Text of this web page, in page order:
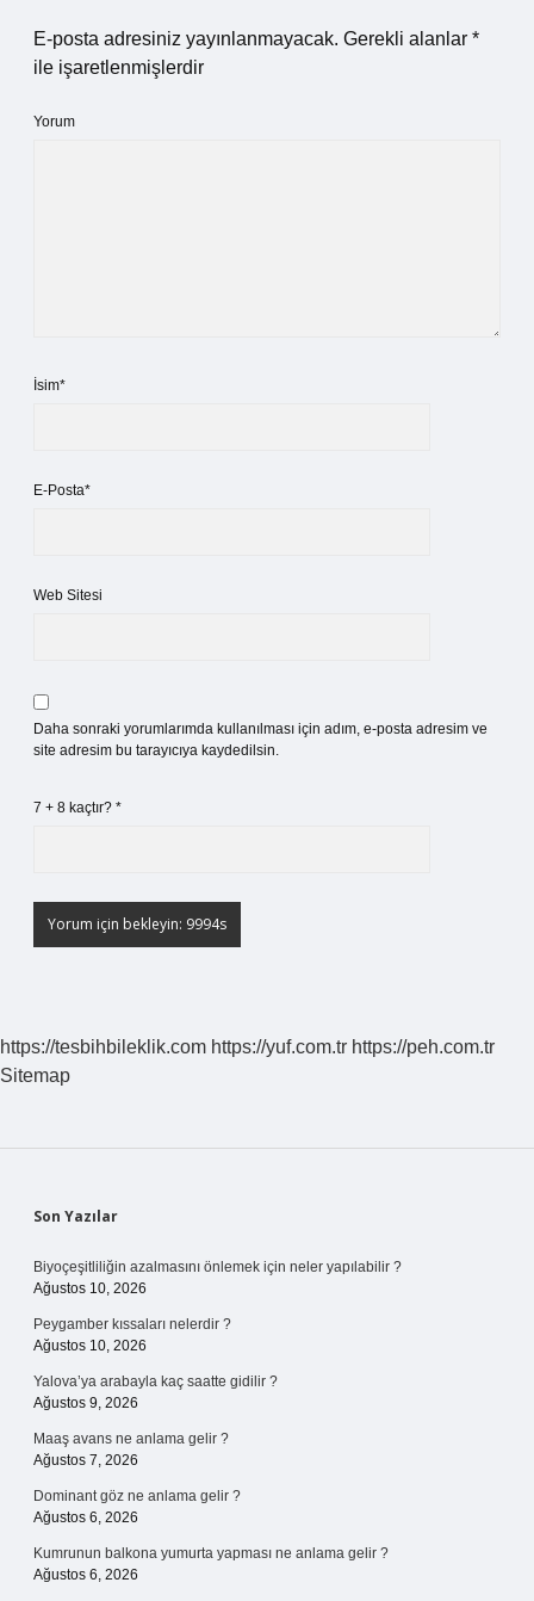
E-posta adresiniz yayınlanmayacak. Gerekli alanlar *
ile işaretlenmişlerdir
Yorum
İsim*
E-Posta*
Web Sitesi
Daha sonraki yorumlarımda kullanılması için adım, e-posta adresim ve
site adresim bu tarayıcıya kaydedilsin.
7 + 8 kaçtır? *
https://tesbihbileklik.com https://yuf.com.tr https://peh.com.tr
Sitemap
Sidebar
Son Yazılar
Biyoçeşitliliğin azalmasını önlemek için neler yapılabilir ?
Ağustos 10, 2026
Peygamber kıssaları nelerdir ?
Ağustos 10, 2026
Yalova’ya arabayla kaç saatte gidilir ?
Ağustos 9, 2026
Maaş avans ne anlama gelir ?
Ağustos 7, 2026
Dominant göz ne anlama gelir ?
Ağustos 6, 2026
Kumrunun balkona yumurta yapması ne anlama gelir ?
Ağustos 6, 2026